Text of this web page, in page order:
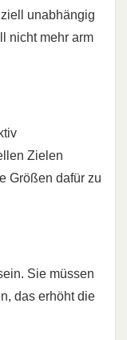
unabhängig
nicht mehr arm
Zielen
Größen dafür zu
Sie müssen
das erhöht die